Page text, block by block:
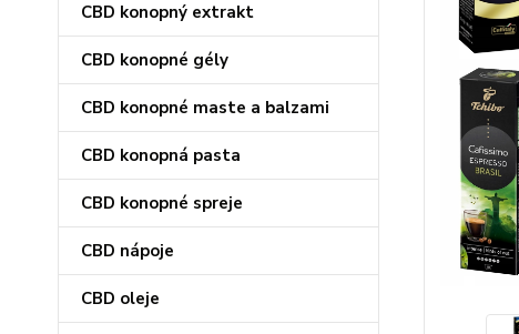
CBD konopný extrakt
CBD konopné gély
CBD konopné maste a balzami
CBD konopná pasta
CBD konopné spreje
CBD nápoje
CBD oleje